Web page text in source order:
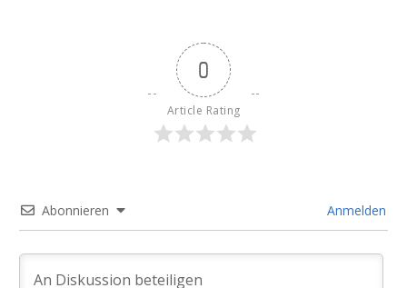
0
Article Rating
Abonnieren Anmelden